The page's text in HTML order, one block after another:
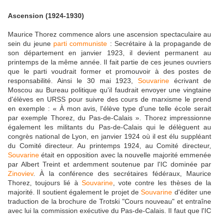
Ascension (1924-1930)
Maurice Thorez commence alors une ascension spectaculaire au
sein du jeune parti communiste : Secrétaire à la propagande de
son département en janvier 1923, il devient permanent au
printemps de la même année. Il fait partie de ces jeunes ouvriers
que le parti voudrait former et promouvoir à des postes de
responsabilité. Ainsi le 30 mai 1923,Souvarine écrivant de
Moscou au Bureau politique qu'il faudrait envoyer une vingtaine
d'élèves en URSS pour suivre des cours de marxisme le prend
en exemple : « À mon avis, l'élève type d'une telle école serait
par exemple Thorez, du Pas-de-Calais ». Thorez impressionne
également les militants du Pas-de-Calais qui le délèguent au
congrès national de Lyon, en janvier 1924 où il est élu suppléant
du Comité directeur. Au printemps 1924, au Comité directeur,
Souvarine était en opposition avec la nouvelle majorité emmenée
par Albert Treint et ardemment soutenue par l'IC dominée par
Zinoviev. À la conférence des secrétaires fédéraux, Maurice
Thorez, toujours lié à Souvarine, vote contre les thèses de la
majorité. Il soutient également le projet deSouvarine d'éditer une
traduction de la brochure de Trotski "Cours nouveau" et entraîne
avec lui la commission exécutive du Pas-de-Calais. Il faut que l'IC